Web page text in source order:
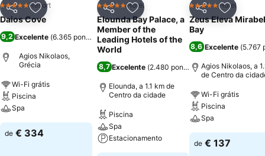
PartilharAdicionar aos favoritos
5 EstrelasResort
Daios Cove
9,2 Excelente (6.365 pontuações)
Agios Nikolaos,
Grécia
Wi-Fi grátis
Piscina
Spa
de € 334
PartilharAdicionar aos favoritos
5 EstrelasHotel
Elounda Bay Palace, a
Member of the
Leading Hotels of the
World
8,7 Excelente (2.480 pontuações)
Elounda, a 1.1 km de
Centro da cidade
Piscina
Spa
Estacionamento
Partilhar
5 EstrelasHotel
Zeus Eleva
Bay
8,6 Excelente (5.767
Agios Nikolaos, a
de Centro da
Wi-Fi grátis
Piscina
Spa
de € 137